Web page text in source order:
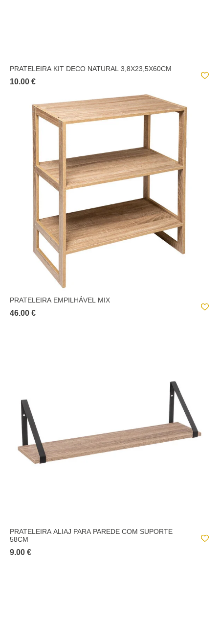
PRATELEIRA KIT DECO NATURAL 3,8X23,5X60CM
10.00 €
PRATELEIRA EMPILHÁVEL MIX
46.00 €
PRATELEIRA ALIAJ PARA PAREDE COM SUPORTE
58CM
9.00 €